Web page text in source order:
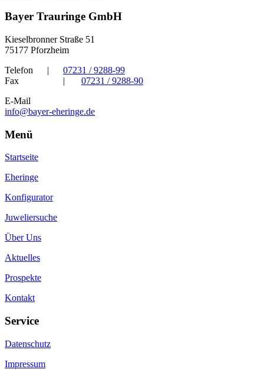
Bayer Trauringe GmbH
Kieselbronner Straße 51
75177 Pforzheim
Telefon
|
07231 / 9288-99
Fax
|
07231 / 9288-90
E-Mail
info@bayer-eheringe.de
Menü
Startseite
Eheringe
Konfigurator
Juweliersuche
Über Uns
Aktuelles
Prospekte
Kontakt
Service
Datenschutz
Impressum